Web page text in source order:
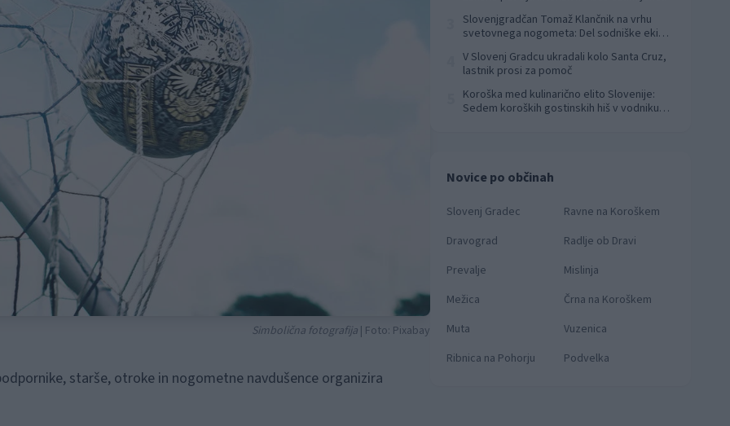
Simbolična fotografija | Foto: Pixabay
starše, otroke in nogometne navdušence organizira
Slovenjgradčan Tomaž Klančnik na vrhu
svetovnega nogometa: Del sodniške ekipe
V Slovenj Gradcu ukradali kolo Santa Cruz,
lastnik prosi za pomoč
Koroška med kulinarično elito Slovenije:
Sedem koroških gostinskih hiš v vodniku
Novice po občinah
Slovenj Gradec
Ravne na Koroškem
Dravograd
Radlje ob Dravi
Prevalje
Mislinja
Mežica
Črna na Koroškem
Muta
Vuzenica
Ribnica na Pohorju
Podvelka